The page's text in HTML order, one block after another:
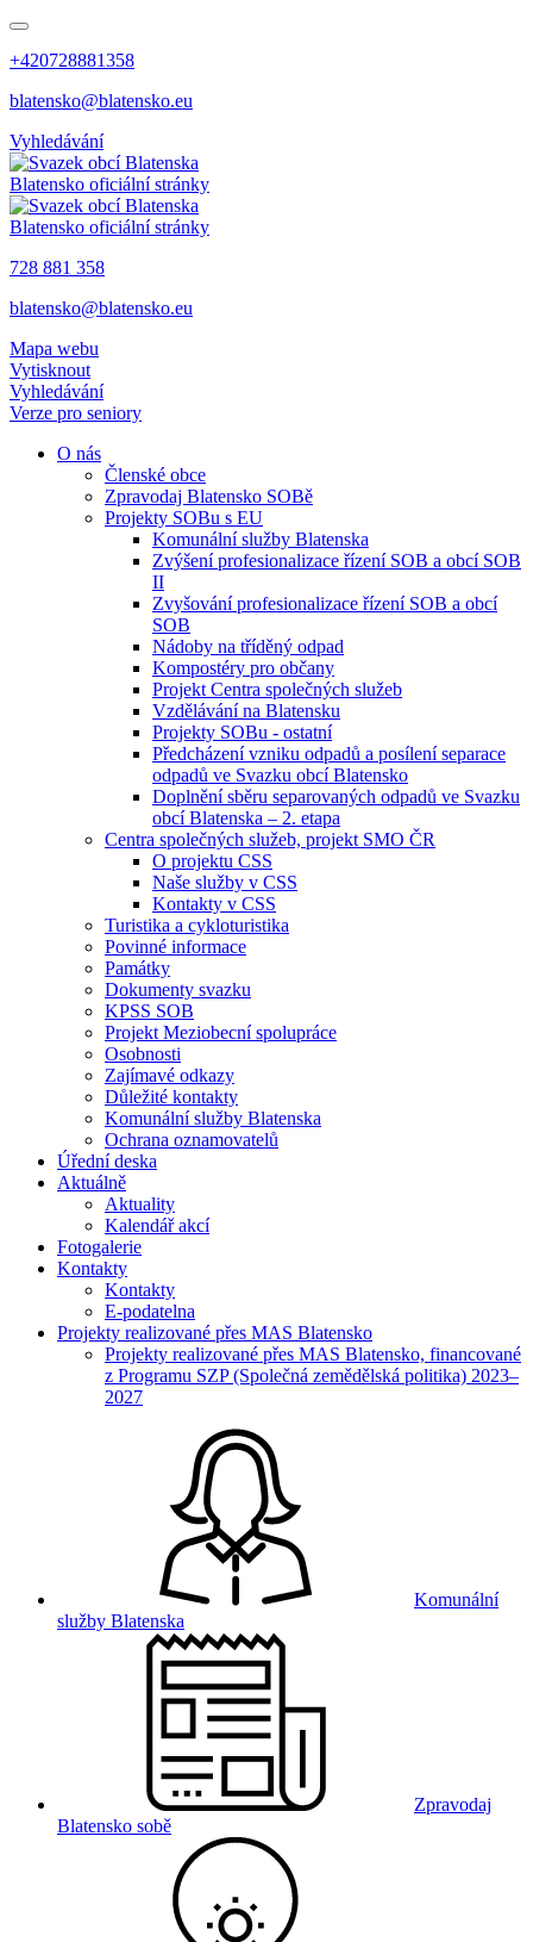
+420728881358
blatensko@blatensko.eu
Vyhledávání
Blatensko oficiální stránky
Blatensko oficiální stránky
728 881 358
blatensko@blatensko.eu
Mapa webu
Vytisknout
Vyhledávání
Verze pro seniory
O nás
Členské obce
Zpravodaj Blatensko SOBě
Projekty SOBu s EU
Komunální služby Blatenska
Zvýšení profesionalizace řízení SOB a obcí SOB
II
Zvyšování profesionalizace řízení SOB a obcí
SOB
Nádoby na tříděný odpad
Kompostéry pro občany
Projekt Centra společných služeb
Vzdělávání na Blatensku
Projekty SOBu - ostatní
Předcházení vzniku odpadů a posílení separace
odpadů ve Svazku obcí Blatensko
Doplnění sběru separovaných odpadů ve Svazku
obcí Blatenska – 2. etapa
Centra společných služeb, projekt SMO ČR
O projektu CSS
Naše služby v CSS
Kontakty v CSS
Turistika a cykloturistika
Povinné informace
Památky
Dokumenty svazku
KPSS SOB
Projekt Meziobecní spolupráce
Osobnosti
Zajímavé odkazy
Důležité kontakty
Komunální služby Blatenska
Ochrana oznamovatelů
Úřední deska
Aktuálně
Aktuality
Kalendář akcí
Fotogalerie
Kontakty
Kontakty
E-podatelna
Projekty realizované přes MAS Blatensko
Projekty realizované přes MAS Blatensko, financované
z Programu SZP (Společná zemědělská politika) 2023–
2027
Komunální
služby Blatenska
Zpravodaj
Blatensko sobě